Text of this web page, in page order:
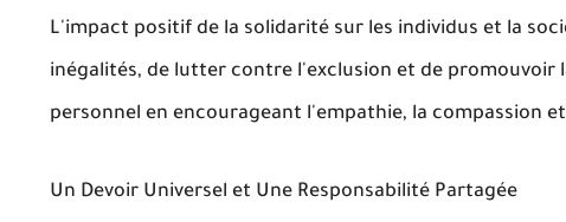
L'impact positif de la solidarité sur les individus et la
inégalités, de lutter contre l'exclusion et de promouvoir
personnel en encourageant l'empathie, la compassion
Un Devoir Universel et Une Responsabilité Partagée